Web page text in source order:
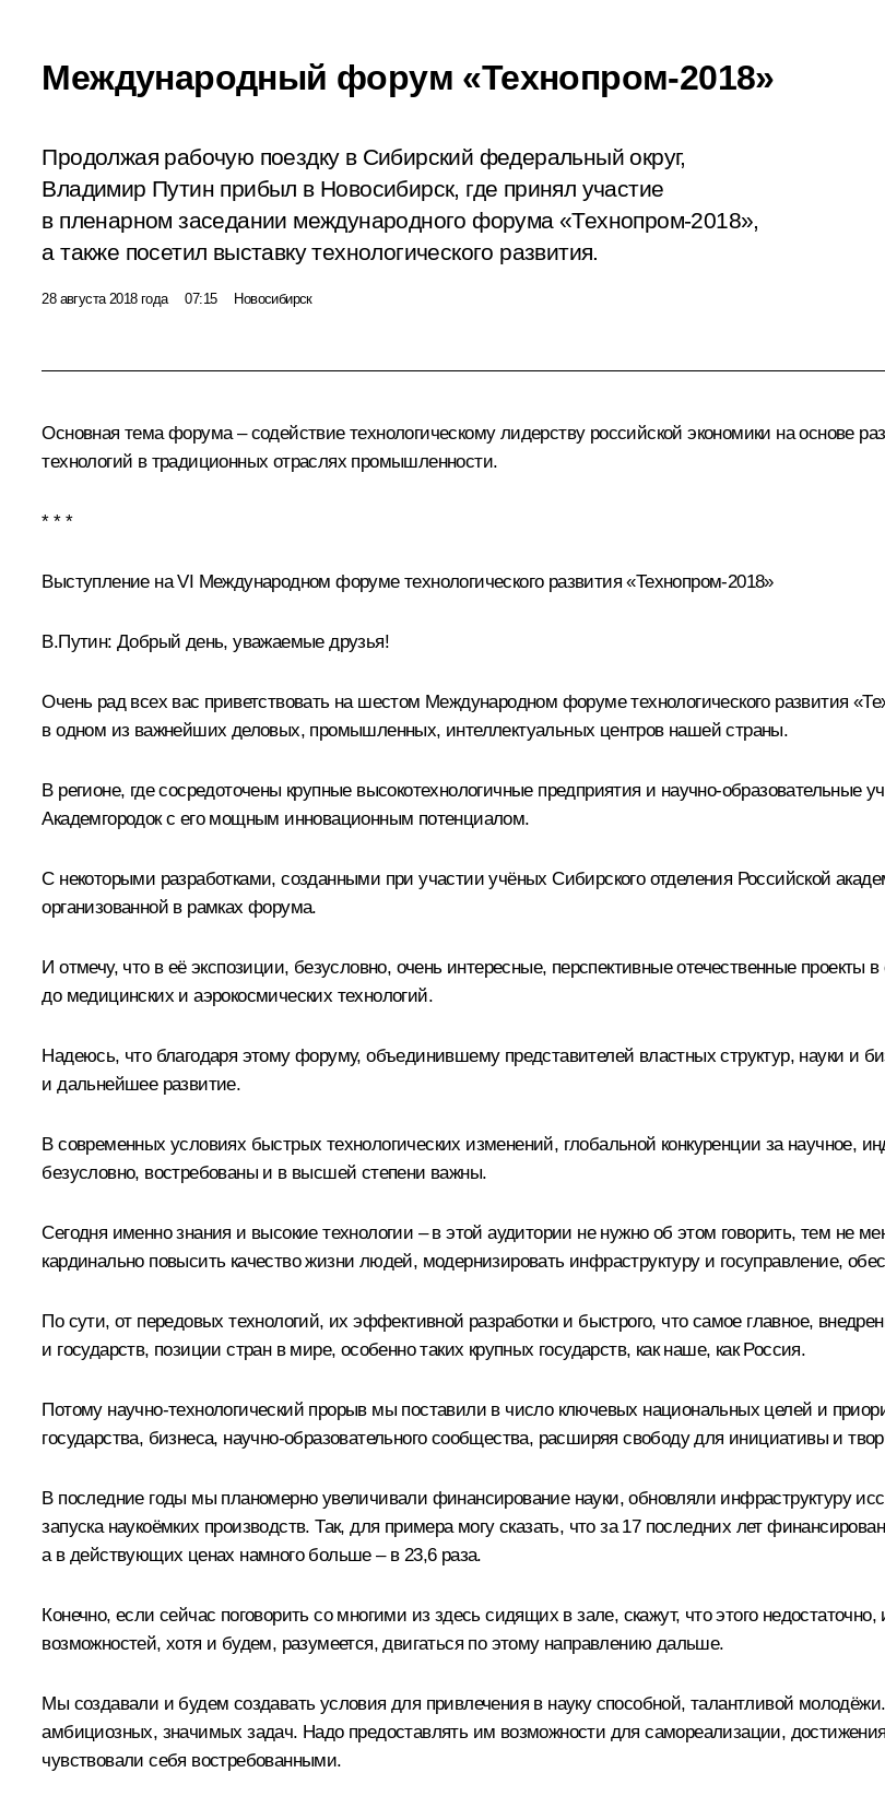
Международный форум «Технопром-2018»
Продолжая рабочую поездку в Сибирский федеральный округ,
Владимир Путин прибыл в Новосибирск, где принял участие
в пленарном заседании международного форума «Технопром-2018»,
а также посетил выставку технологического развития.
28 августа 2018 года 07:15 Новосибирск
Основная тема форума – содействие технологическому лидерству российской экономики на основе
технологий в традиционных отраслях промышленности.
* * *
Выступление на VI Международном форуме технологического развития «Технопром-2018»
В.Путин: Добрый день, уважаемые друзья!
Очень рад всех вас приветствовать на шестом Международном форуме технологического развития
в одном из важнейших деловых, промышленных, интеллектуальных центров нашей страны.
В регионе, где сосредоточены крупные высокотехнологичные предприятия и научно-
Академгородок с его мощным инновационным потенциалом.
С некоторыми разработками, созданными при участии учёных Сибирского отделения Российской
организованной в рамках форума.
И отмечу, что в её экспозиции, безусловно, очень интересные, перспективные отечественные
до медицинских и аэрокосмических технологий.
Надеюсь, что благодаря этому форуму, объединившему представителей властных структур, науки и
и дальнейшее развитие.
В современных условиях быстрых технологических изменений, глобальной конкуренции за научное,
безусловно, востребованы и в высшей степени важны.
Сегодня именно знания и высокие технологии – в этой аудитории не нужно об этом говорить, тем не
кардинально повысить качество жизни людей, модернизировать инфраструктуру и госуправление,
По сути, от передовых технологий, их эффективной разработки и быстрого, что самое главное,
и государств, позиции стран в мире, особенно таких крупных государств, как наше, как Россия.
Потому научно-технологический прорыв мы поставили в число ключевых национальных целей и
государства, бизнеса, научно-образовательного сообщества, расширяя свободу для инициативы и
В последние годы мы планомерно увеличивали финансирование науки, обновляли инфраструктуру
запуска наукоёмких производств. Так, для примера могу сказать, что за 17 последних лет
а в действующих ценах намного больше – в 23,6 раза.
Конечно, если сейчас поговорить со многими из здесь сидящих в зале, скажут, что этого
возможностей, хотя и будем, разумеется, двигаться по этому направлению дальше.
Мы создавали и будем создавать условия для привлечения в науку способной, талантливой
амбициозных, значимых задач. Надо предоставлять им возможности для самореализации,
чувствовали себя востребованными.